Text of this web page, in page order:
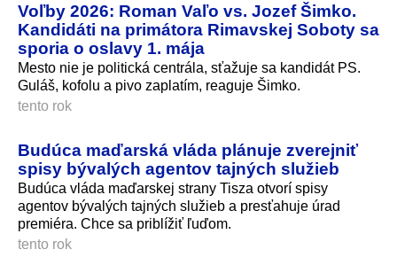
Voľby 2026: Roman Vaľo vs. Jozef Šimko.
Kandidáti na primátora Rimavskej Soboty sa
sporia o oslavy 1. mája
Mesto nie je politická centrála, sťažuje sa kandidát PS.
Guláš, kofolu a pivo zaplatím, reaguje Šimko.
tento rok
Budúca maďarská vláda plánuje zverejniť
spisy bývalých agentov tajných služieb
Budúca vláda maďarskej strany Tisza otvorí spisy
agentov bývalých tajných služieb a presťahuje úrad
premiéra. Chce sa priblížiť ľuďom.
tento rok